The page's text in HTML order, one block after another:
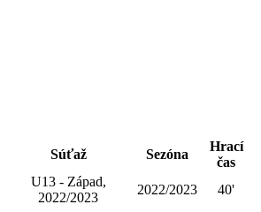
Súťaž Sezóna
Hrací
čas
U13 - Západ,
2022/2023
2022/2023 40'